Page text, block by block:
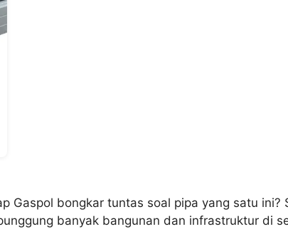
Gaspol bongkar tuntas soal pipa yang satu
banyak bangunan dan infrastruktur di